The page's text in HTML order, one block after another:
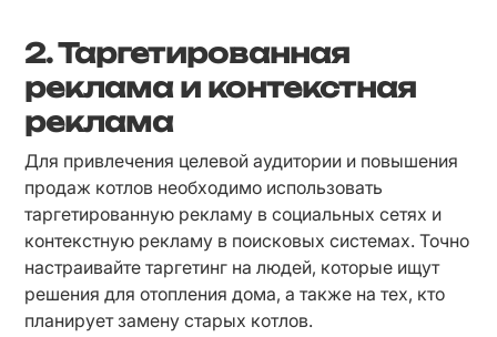
2. Таргетированная
реклама и контекстная
реклама
Для привлечения целевой аудитории и повышения
продаж котлов необходимо использовать
таргетированную рекламу в социальных сетях и
контекстную рекламу в поисковых системах. Точно
настраивайте таргетинг на людей, которые ищут
решения для отопления дома, а также на тех, кто
планирует замену старых котлов.